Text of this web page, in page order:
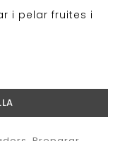
i pelar fruites i